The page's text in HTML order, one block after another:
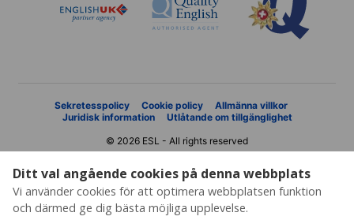
Ditt val angående cookies på denna webbplats
Vi använder cookies för att optimera webbplatsen funktion
och därmed ge dig bästa möjliga upplevelse.
Sekretesspolicy Cookie policy
Allmänna villkor
Juridisk information
Utlåtande om tillgänglighet
© 2026 ESL - All rights reserved